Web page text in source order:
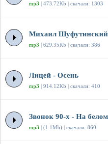
mp3 | 473.72Kb | скачали: 1303
Михаил Шуфутинский
mp3 | 629.35Kb | скачали: 386
Лицей - Осень
mp3 | 914.12Kb | скачали: 410
Звонок 90-х - На
mp3 | (1.1Mb) | скачали: 860